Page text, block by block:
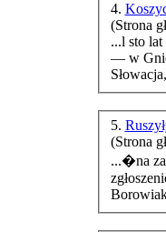
4.
(Strona
...l sto
— w
5.
(Strona
...�na